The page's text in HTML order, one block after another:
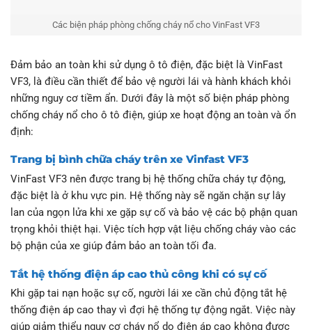
Các biện pháp phòng chống cháy nổ cho VinFast VF3
Đảm bảo an toàn khi sử dụng ô tô điện, đặc biệt là VinFast
VF3, là điều cần thiết để bảo vệ người lái và hành khách khỏi
những nguy cơ tiềm ẩn. Dưới đây là một số biện pháp phòng
chống cháy nổ cho ô tô điện, giúp xe hoạt động an toàn và ổn
định:
Trang bị bình chữa cháy trên xe Vinfast VF3
VinFast VF3 nên được trang bị hệ thống chữa cháy tự động,
đặc biệt là ở khu vực pin. Hệ thống này sẽ ngăn chặn sự lây
lan của ngọn lửa khi xe gặp sự cố và bảo vệ các bộ phận quan
trọng khỏi thiệt hại. Việc tích hợp vật liệu chống cháy vào các
bộ phận của xe giúp đảm bảo an toàn tối đa.
Tắt hệ thống điện áp cao thủ công khi có sự cố
Khi gặp tai nạn hoặc sự cố, người lái xe cần chủ động tắt hệ
thống điện áp cao thay vì đợi hệ thống tự động ngắt. Việc này
giúp giảm thiểu nguy cơ cháy nổ do điện áp cao không được